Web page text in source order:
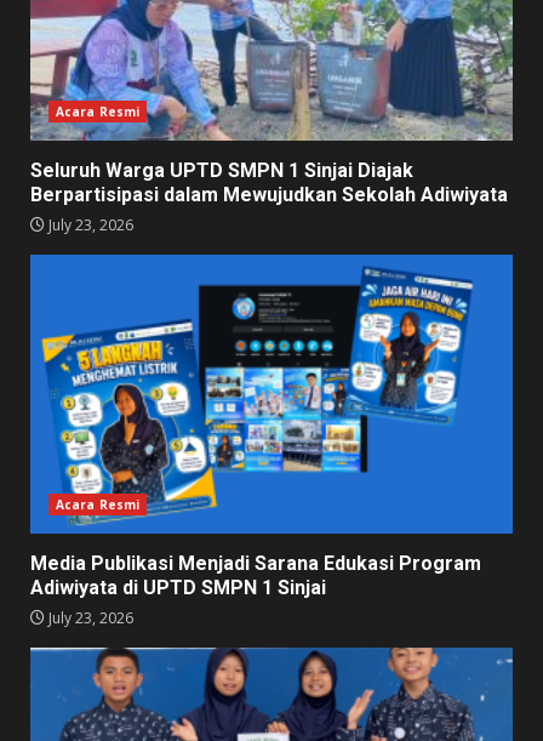
Acara Resmi
Seluruh Warga UPTD SMPN 1 Sinjai Diajak
Berpartisipasi dalam Mewujudkan Sekolah Adiwiyata
July 23, 2026
Acara Resmi
Media Publikasi Menjadi Sarana Edukasi Program
Adiwiyata di UPTD SMPN 1 Sinjai
July 23, 2026